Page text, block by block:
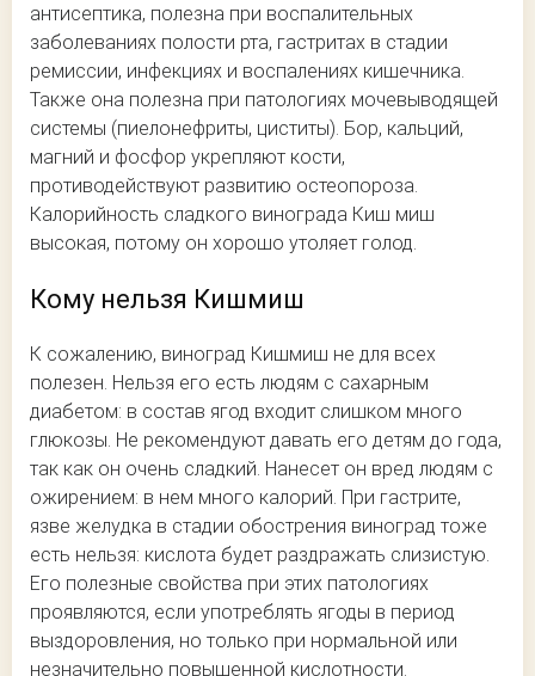
антисептика, полезна при воспалительных
заболеваниях полости рта, гастритах в стадии
ремиссии, инфекциях и воспалениях кишечника.
Также она полезна при патологиях мочевыводящей
системы (пиелонефриты, циститы). Бор, кальций,
магний и фосфор укрепляют кости,
противодействуют развитию остеопороза.
Калорийность сладкого винограда Киш миш
высокая, потому он хорошо утоляет голод.
Кому нельзя Кишмиш
К сожалению, виноград Кишмиш не для всех
полезен. Нельзя его есть людям с сахарным
диабетом: в состав ягод входит слишком много
глюкозы. Не рекомендуют давать его детям до года,
так как он очень сладкий. Нанесет он вред людям с
ожирением: в нем много калорий. При гастрите,
язве желудка в стадии обострения виноград тоже
есть нельзя: кислота будет раздражать слизистую.
Его полезные свойства при этих патологиях
проявляются, если употреблять ягоды в период
выздоровления, но только при нормальной или
незначительно повышенной кислотности.